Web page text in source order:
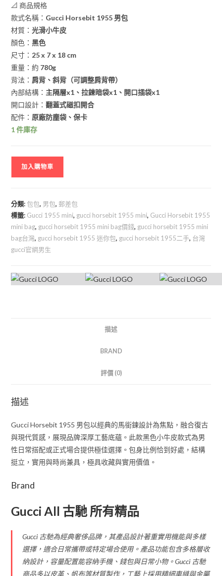
📐 商品規格
款式名稱： Gucci Horsebit 1955 男包
材質：光滑小牛皮
顏色：黑色
尺寸： 25 x 7 x 18 cm
重量：約 780g
背法： 肩背、斜背（可調整肩背帶）
內部結構： 主隔層x1、拉鍊暗袋x1、開口插袋x1
開口設計：翻蓋式磁扣開合
配件： 原廠防塵袋、保卡
1 件庫存
加入購物車
分類:包包, 男包, 郵差包
標籤: Gucci 1955 mini, gucci horsebit 1955 mini, Gucci Horsebit 1955
mini bag, gucci horsebit 1955 mini bag價錢, gucci horsebit 1955 mini
bag台灣, gucci horsebit 1955 迷你包, gucci horsebit 1955二手, 台灣
gucci官網男生
描述
BRAND
評價 (0)
描述
Gucci Horsebit 1955 男包以經典的馬銜鍊設計為焦點，融合復古
與現代質感，展現品牌深厚工藝底蘊。此款黑色小牛皮款式為男
性日常搭配或正式場合提供極佳選擇。包身比例恰到好處，結構
挺立，實用與時尚兼具，極具收藏與實用價值。
Brand
Gucci All 古馳 所有精品
Gucci 古馳為經典奢侈品牌，其產品設計著重實用機能與多樣
選擇，適合日常攜帶或特定場合使用。產品功能包含多格層收
納設計，容量配置能容納手機、錢包與日常小物。Gucci 古馳
商品多以皮革、帆布等材質製作，工藝上採用精細車縫與金屬